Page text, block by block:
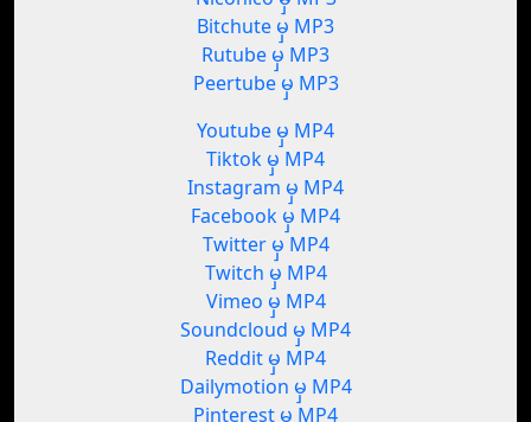
Bitchute မှ MP3
Rutube မှ MP3
Peertube မှ MP3
Youtube မှ MP4
Tiktok မှ MP4
Instagram မှ MP4
Facebook မှ MP4
Twitter မှ MP4
Twitch မှ MP4
Vimeo မှ MP4
Soundcloud မှ MP4
Reddit မှ MP4
Dailymotion မှ MP4
Pinterest မှ MP4